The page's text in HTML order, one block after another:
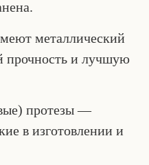
металлический
прочность и лучшую
протезы —
в изготовлении и